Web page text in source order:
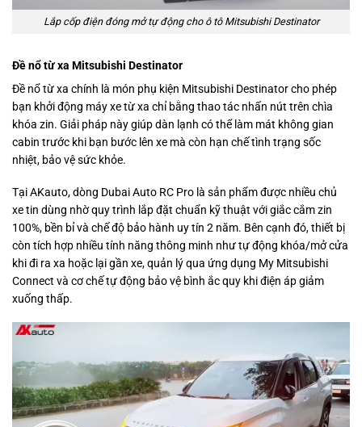
Lắp cốp điện đóng mở tự động cho ô tô Mitsubishi Destinator
Đề nổ từ xa Mitsubishi Destinator
Đề nổ từ xa chính là món phụ kiện Mitsubishi Destinator cho phép
bạn khởi động máy xe từ xa chỉ bằng thao tác nhấn nút trên chìa
khóa zin. Giải pháp này giúp dàn lạnh có thể làm mát không gian
cabin trước khi bạn bước lên xe mà còn hạn chế tình trạng sốc
nhiệt, bảo vệ sức khỏe.
Tại AKauto, dòng Dubai Auto RC Pro là sản phẩm được nhiều chủ
xe tin dùng nhờ quy trình lắp đặt chuẩn kỹ thuật với giắc cắm zin
100%, bền bỉ và chế độ bảo hành uy tín 2 năm. Bên cạnh đó, thiết bị
còn tích hợp nhiều tính năng thông minh như tự động khóa/mở cửa
khi đi ra xa hoặc lại gần xe, quản lý qua ứng dụng My Mitsubishi
Connect và cơ chế tự động bảo vệ bình ắc quy khi điện áp giảm
xuống thấp.